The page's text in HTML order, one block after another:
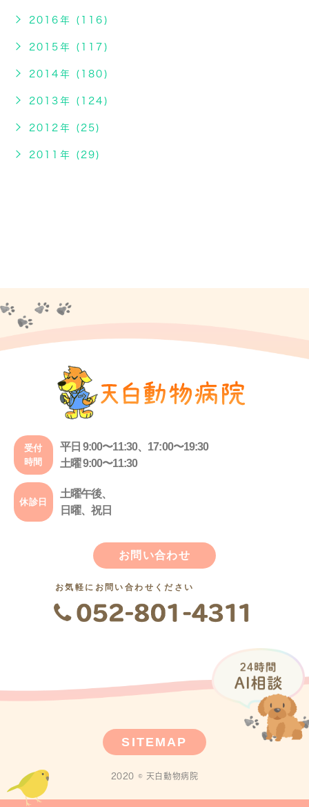
2016年 (116)
2015年 (117)
2014年 (180)
2013年 (124)
2012年 (25)
2011年 (29)
受付
時間
平日 9:00〜11:30、17:00〜19:30
土曜 9:00〜11:30
休診日
土曜午後、
日曜、祝日
お問い合わせ
お気軽にお問い合わせください
SITEMAP
2020 © 天白動物病院